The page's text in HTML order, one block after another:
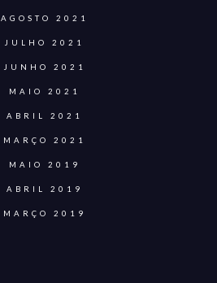
AGOSTO 2021
JULHO 2021
JUNHO 2021
MAIO 2021
ABRIL 2021
MARÇO 2021
MAIO 2019
ABRIL 2019
MARÇO 2019